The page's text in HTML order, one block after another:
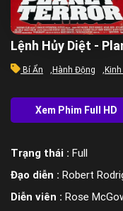
Lệnh Hủy Diệt -
Bí Ẩn , Hành Động ,
Trạng thái : Full
Đạo diễn : Robert
Diễn viên : Rose